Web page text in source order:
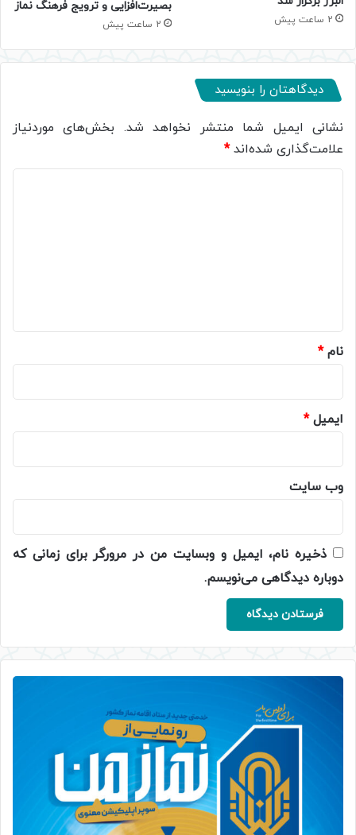
2 ساعت پیش
بصیرت‌افزایی و ترویج فرهنگ نماز
2 ساعت پیش
دیدگاهتان را بنویسید
نشانی ایمیل شما منتشر نخواهد شد. بخش‌های موردنیاز
علامت‌گذاری شده‌اند*
نام*
ایمیل*
وب‌ سایت
ذخیره نام، ایمیل و وبسایت من در مرورگر برای زمانی که
دوباره دیدگاهی می‌نویسم.